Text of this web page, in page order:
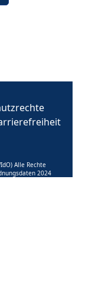
Alle Rechte
2024